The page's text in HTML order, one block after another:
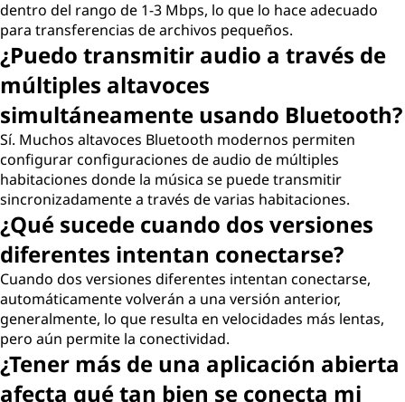
dentro del rango de 1-3 Mbps, lo que lo hace adecuado
para transferencias de archivos pequeños.
¿Puedo transmitir audio a través de
múltiples altavoces
simultáneamente usando Bluetooth?
Sí. Muchos altavoces Bluetooth modernos permiten
configurar configuraciones de audio de múltiples
habitaciones donde la música se puede transmitir
sincronizadamente a través de varias habitaciones.
¿Qué sucede cuando dos versiones
diferentes intentan conectarse?
Cuando dos versiones diferentes intentan conectarse,
automáticamente volverán a una versión anterior,
generalmente, lo que resulta en velocidades más lentas,
pero aún permite la conectividad.
¿Tener más de una aplicación abierta
afecta qué tan bien se conecta mi